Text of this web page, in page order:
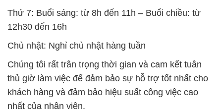
Thứ 7: Buổi sáng: từ 8h đến 11h – Buổi chiều: từ
12h30 đến 16h
Chủ nhật: Nghỉ chủ nhật hàng tuần
Chúng tôi rất trân trọng thời gian và cam kết tuân
thủ giờ làm việc để đảm bảo sự hỗ trợ tốt nhất cho
khách hàng và đảm bảo hiệu suất công việc cao
nhất của nhân viên.